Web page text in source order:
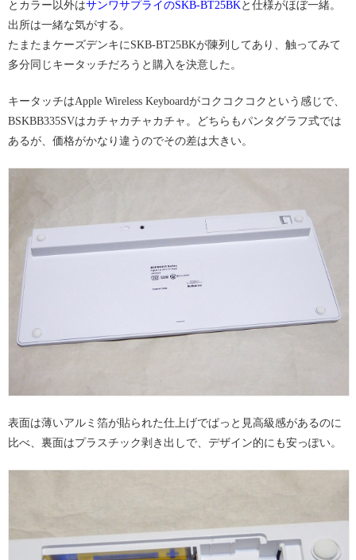
とカラー以外はサンワサプライのSKB-BT25BKと仕様がほぼ一緒。
出所は一緒な気がする。
たまたまケーズデンキにSKB-BT25BKが陳列してあり、触ってみて
多分同じキータッチだろうと購入を決意した。
キータッチはApple Wireless Keyboardがコクコクコクという感じで、
BSKBB335SVはカチャカチャカチャ。どちらもパンタグラフ式では
あるが、価格がかなり違うのでその差は大きい。
表面は薄いアルミ箔が貼られた仕上げでぱっと見高級感があるのに
比べ、裏面はプラスチック剥き出しで、デザイン的にも安っぽい。